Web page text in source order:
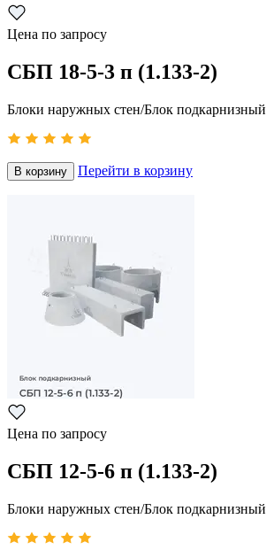
Цена по запросу
СБП 18-5-3 п (1.133-2)
Блоки наружных стен/Блок подкарнизный
В корзину Перейти в корзину
Цена по запросу
СБП 12-5-6 п (1.133-2)
Блоки наружных стен/Блок подкарнизный